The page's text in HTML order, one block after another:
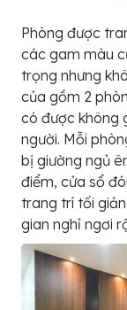
Phòng được
các gam màu
trọng nhưng
của gồm 2
có được không
người. Mỗi
bị giường ngủ
điểm, cửa sổ
trang trí tối
gian nghỉ ngơi